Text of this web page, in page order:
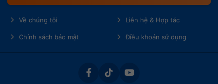
Về chúng tôi Liên hệ & Hợp tác
Chính sách bảo mật Điều khoản sử dụng